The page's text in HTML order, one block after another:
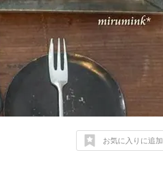
お気に入りに追加